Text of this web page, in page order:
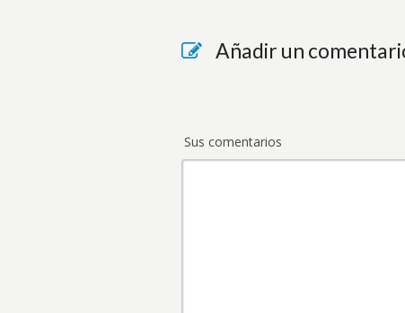
Añadir un
Sus comentarios